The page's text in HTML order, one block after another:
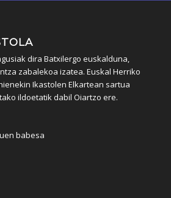
dira Batxilergo euskalduna,
zabalekoa izatea. Euskal Herriko
Ikastolen Elkartean sartua
ildoetatik dabil Oiartzo ere.
babesa